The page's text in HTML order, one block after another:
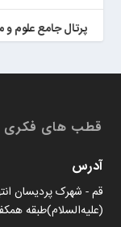
پرتال جامع علوم و
کتابخان همراه
قطب های فکری
آدرس
قم - شهرک پردیسان
(علیه‌السلام)طبقه